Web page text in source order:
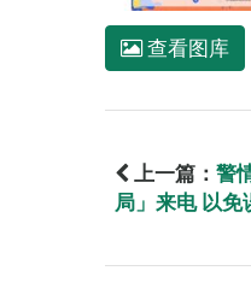
查看图库
上一篇： 警
局」来电 以